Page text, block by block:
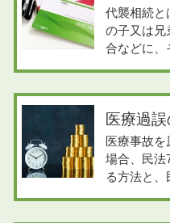
代襲相続と
の子又は兄
合などに
医療過
医療事故
場合、民法
る方法と